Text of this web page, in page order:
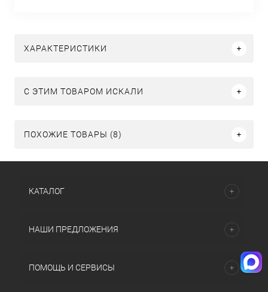
ХАРАКТЕРИСТИКИ
C ЭТИМ ТОВАРОМ ИСКАЛИ
ПОХОЖИЕ ТОВАРЫ (8)
КАТАЛОГ
НАШИ ПРЕДЛОЖЕНИЯ
ПОМОЩЬ И СЕРВИСЫ